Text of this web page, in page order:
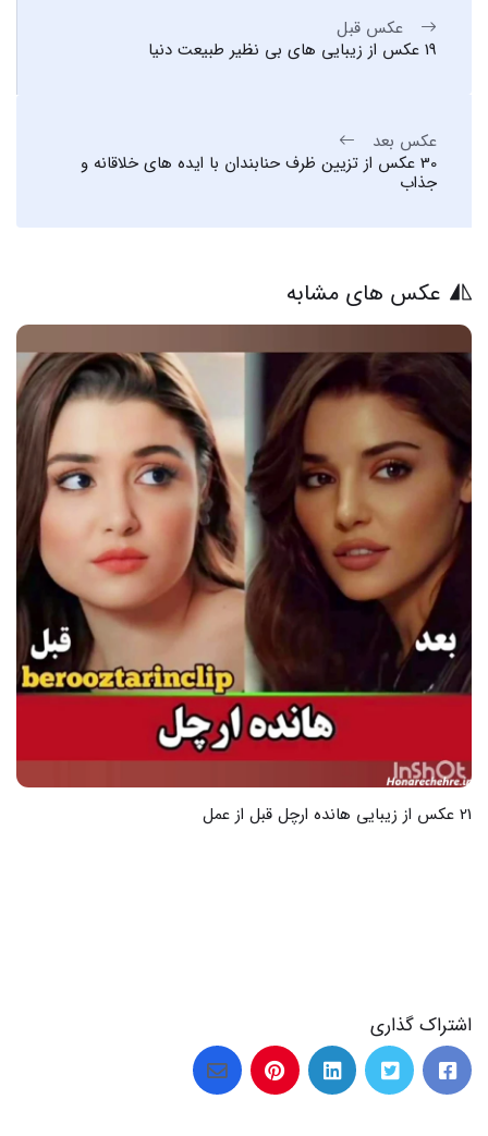
عکس قبل
19 عکس از زیبایی های بی نظیر طبیعت دنیا
عکس بعد
30 عکس از تزیین ظرف حنابندان با ایده های خلاقانه و
جذاب
عکس های مشابه
21 عکس از زیبایی هانده ارچل قبل از عمل
اشتراک گذاری